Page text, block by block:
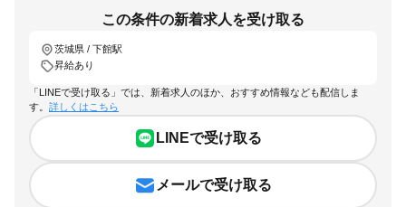
この条件の新着求人を受け取る
茨城県 / 下館駅
昇給あり
「LINEで受け取る」では、新着求人のほか、おすすめ情報なども配信しま
す。 詳しくはこちら
LINEで受け取る
メールで受け取る